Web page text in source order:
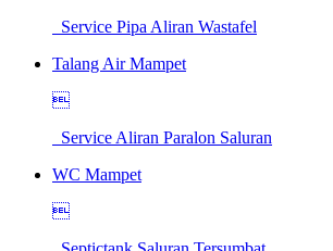
Service Pipa Aliran Wastafel
Talang Air Mampet

Service Aliran Paralon Saluran
WC Mampet
